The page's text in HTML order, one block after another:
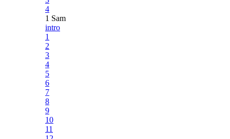
4
1 Sam
intro
1
2
3
4
5
6
7
8
9
10
11